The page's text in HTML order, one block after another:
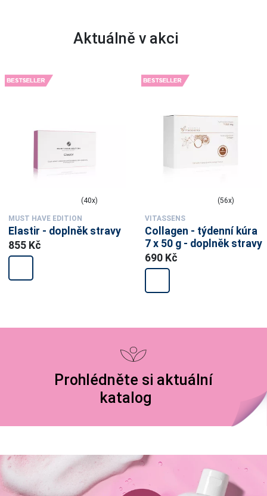
Aktuálně v akci
(40x)
MUST HAVE EDITION
Elastir - doplněk stravy
855 Kč
(56x)
VITASSENS
Collagen - týdenní kúra
7 x 50 g - doplněk stravy
690 Kč
Prohlédněte si aktuální
katalog